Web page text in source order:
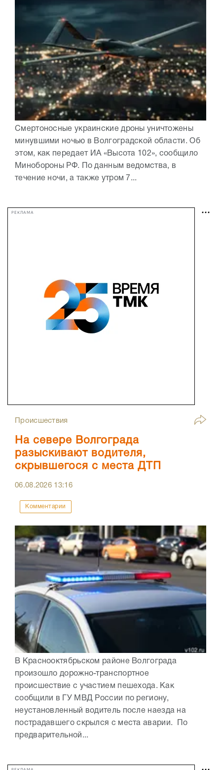
Смертоносные украинские дроны уничтожены
минувшими ночью в Волгоградской области. Об
этом, как передает ИА «Высота 102», сообщило
Минобороны РФ. По данным ведомства, в
течение ночи, а также утром 7...
РЕКЛАМА
Происшествия
На севере Волгограда
разыскивают водителя,
скрывшегося с места ДТП
06.08.2026 13:16
Комментарии
В Краснооктябрьском районе Волгограда
произошло дорожно-транспортное
происшествие с участием пешехода. Как
сообщили в ГУ МВД России по региону,
неустановленный водитель после наезда на
пострадавшего скрылся с места аварии. По
предварительной...